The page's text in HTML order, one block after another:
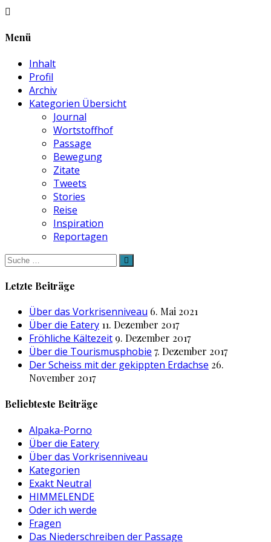
Menü
Inhalt
Profil
Archiv
Kategorien Übersicht
Journal
Wortstoffhof
Passage
Bewegung
Zitate
Tweets
Stories
Reise
Inspiration
Reportagen
Suche
nach:
Letzte Beiträge
Über das Vorkrisenniveau 6. Mai 2021
Über die Eatery 11. Dezember 2017
Fröhliche Kältezeit 9. Dezember 2017
Über die Tourismusphobie 7. Dezember 2017
Der Scheiss mit der gekippten Erdachse 26.
November 2017
Beliebteste Beiträge
Alpaka-Porno
Über die Eatery
Über das Vorkrisenniveau
Kategorien
Exakt Neutral
HIMMELENDE
Oder ich werde
Fragen
Das Niederschreiben der Passage